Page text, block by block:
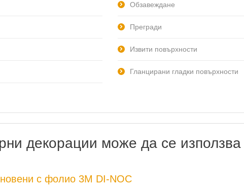
Обзавеждане
Прегради
Извити повърхности
Гланцирани гладки повърхности
декорации може да се
с фолио 3M DI-NOC